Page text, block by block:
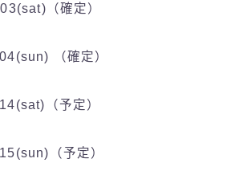
（確定）
（確定）
予定）
（予定）